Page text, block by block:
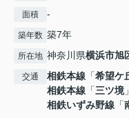
面積 -
築年数 築7年
所在地 神奈川県横浜市旭
交通 相鉄本線 「希望ケ
相鉄本線 「三ツ境
相鉄いずみ野線 「